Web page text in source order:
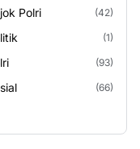
Polri (42)
(1)
(93)
(66)